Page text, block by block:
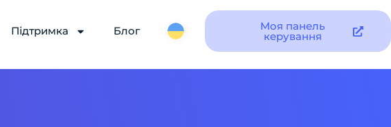
Підтримка Блог Моя панель
керування